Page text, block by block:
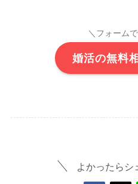
＼フォーム
婚活の無料
よかったらシ